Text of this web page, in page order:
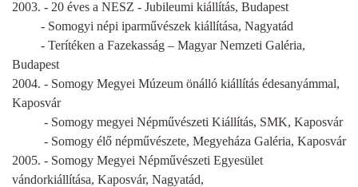
2003. - 20 éves a NESZ - Jubileumi kiállítás, Budapest
- Somogyi népi iparművészek kiállítása, Nagyatád
- Terítéken a Fazekasság – Magyar Nemzeti Galéria,
Budapest
2004. - Somogy Megyei Múzeum önálló kiállítás édesanyámmal,
Kaposvár
- Somogy megyei Népművészeti Kiállítás, SMK, Kaposvár
- Somogy élő népművészete, Megyeháza Galéria, Kaposvár
2005. - Somogy Megyei Népművészeti Egyesület
vándorkiállítása, Kaposvár, Nagyatád,